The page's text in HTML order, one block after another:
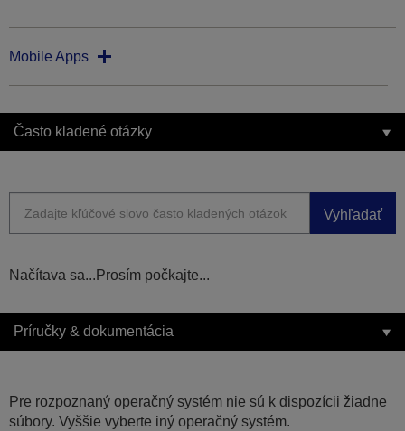
Mobile Apps
Často kladené otázky
Vyhľadať
Načítava sa...Prosím počkajte...
Príručky & dokumentácia
Pre rozpoznaný operačný systém nie sú k dispozícii žiadne
súbory. Vyššie vyberte iný operačný systém.